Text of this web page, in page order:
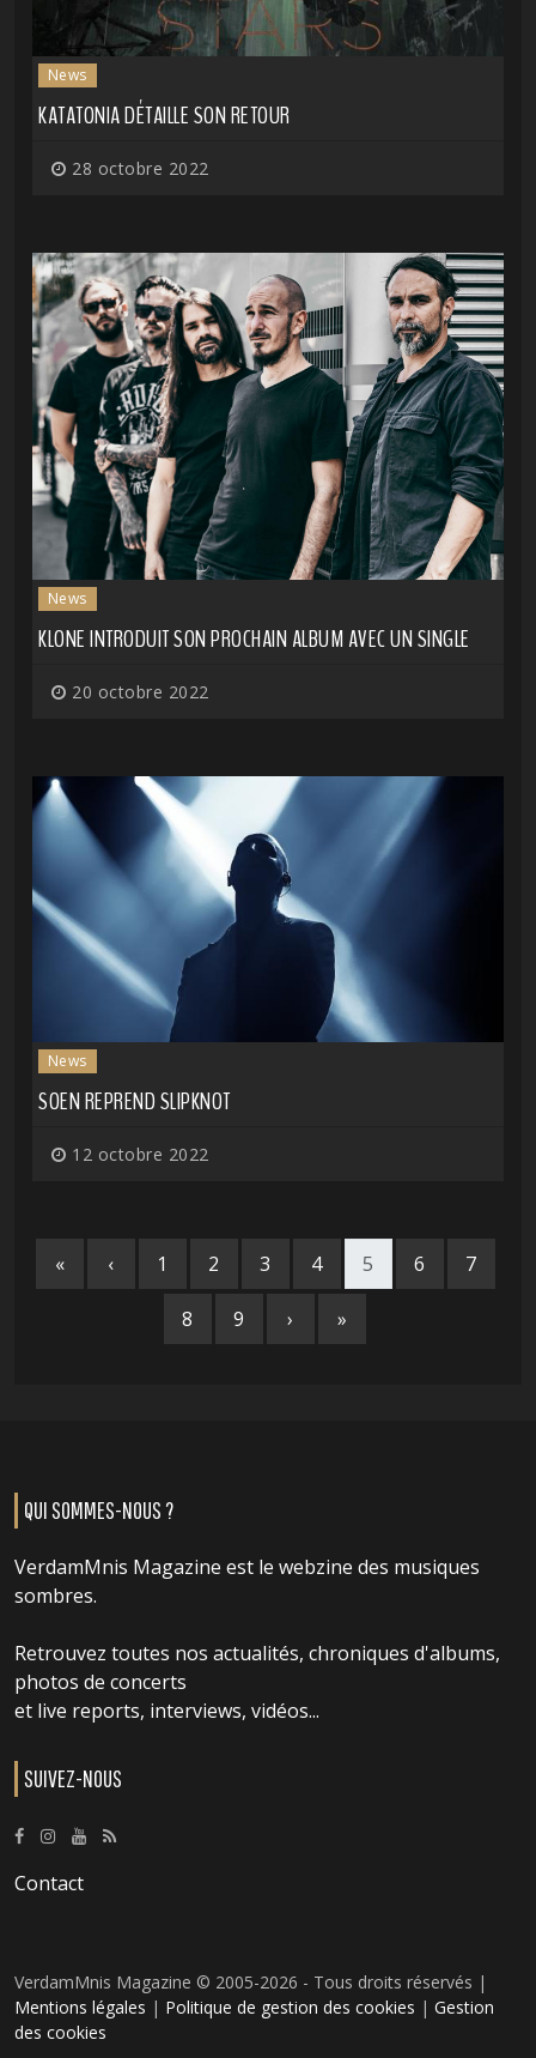
News
KATATONIA DÉTAILLE SON RETOUR
28 octobre 2022
News
KLONE INTRODUIT SON PROCHAIN ALBUM AVEC UN SINGLE
20 octobre 2022
News
SOEN REPREND SLIPKNOT
12 octobre 2022
« ‹ 1 2 3 4 5 6 7
8 9 › »
QUI SOMMES-NOUS ?
VerdamMnis Magazine est le webzine des musiques
sombres.
Retrouvez toutes nos actualités, chroniques d'albums,
photos de concerts
et live reports, interviews, vidéos...
SUIVEZ-NOUS
Contact
VerdamMnis Magazine © 2005-2026 - Tous droits réservés |
Mentions légales | Politique de gestion des cookies | Gestion
des cookies